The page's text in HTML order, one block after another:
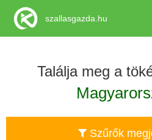
Találja meg a
Szűrők
szallasgazda.hu